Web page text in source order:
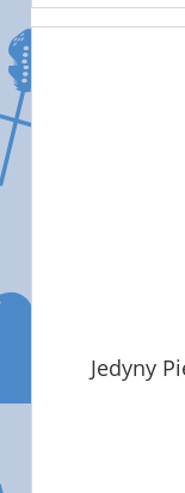
Jedyny